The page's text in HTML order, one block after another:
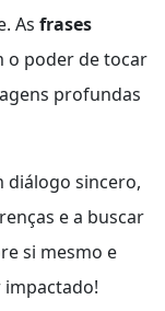
As frases
o poder de tocar
profundas
diálogo sincero,
e a buscar
si mesmo e
impactado!